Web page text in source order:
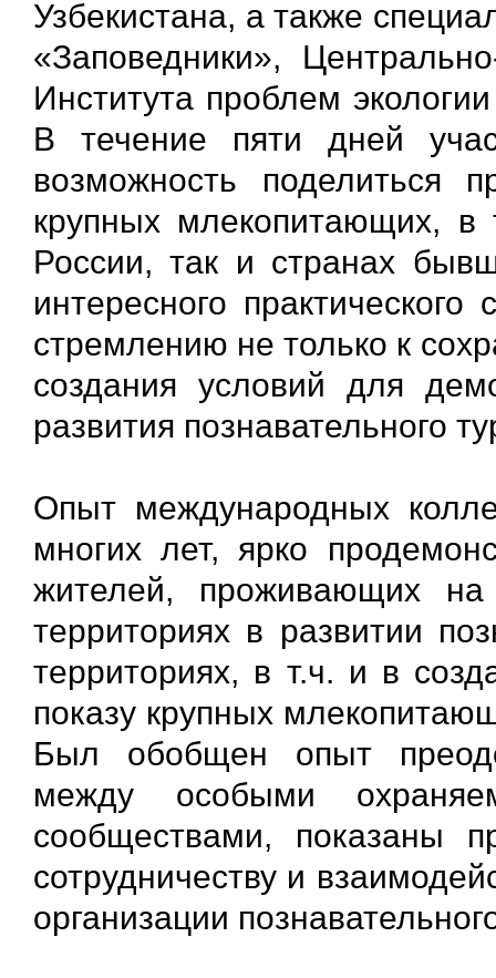
Узбекистана, а также
«Заповедники»,
Института проблем
В течение пяти дней
возможность поделиться
крупных млекопитающих, в
России, так и странах
интересного
стремлению не только к
создания условий для
развития познавательного
Опыт международных
многих лет, ярко
жителей, проживающих
территориях в развитии
территориях, в т.ч. и в
показу крупных
Был обобщен опыт
между особыми
сообществами, показаны
сотрудничеству и
организации